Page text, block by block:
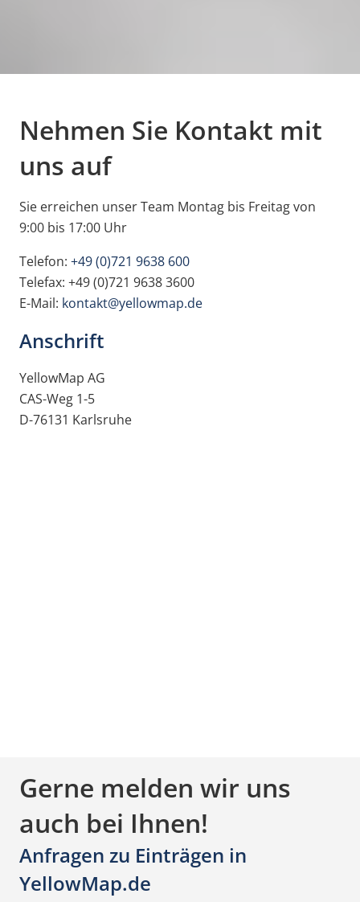
Nehmen Sie Kontakt mit
uns auf
Sie erreichen unser Team Montag bis Freitag von
9:00 bis 17:00 Uhr
Telefon: +49 (0)721 9638 600
Telefax: +49 (0)721 9638 3600
E-Mail: kontakt@yellowmap.de
Anschrift
YellowMap AG
CAS-Weg 1-5
D-76131 Karlsruhe
Gerne melden wir uns
auch bei Ihnen!
Anfragen zu Einträgen in
YellowMap.de